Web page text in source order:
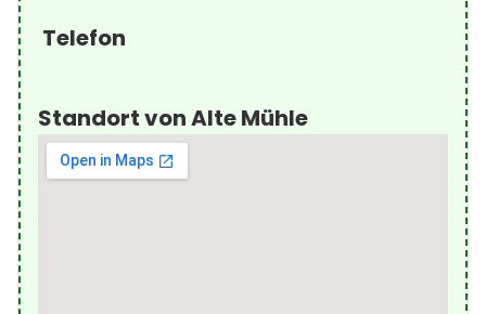
Telefon
Standort von Alte Mühle